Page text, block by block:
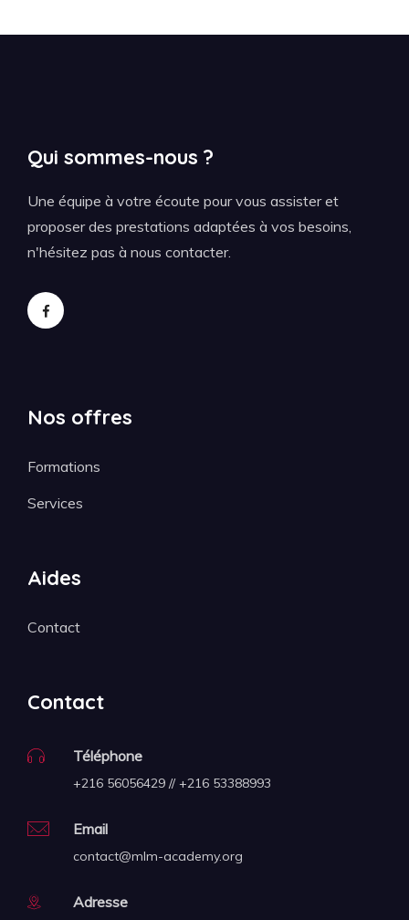
Qui sommes-nous ?
Une équipe à votre écoute pour vous assister et
proposer des prestations adaptées à vos besoins,
n'hésitez pas à nous contacter.
Nos offres
Formations
Services
Aides
Contact
Contact
Téléphone
+216 56056429 // +216 53388993
Email
contact@mlm-academy.org
Adresse